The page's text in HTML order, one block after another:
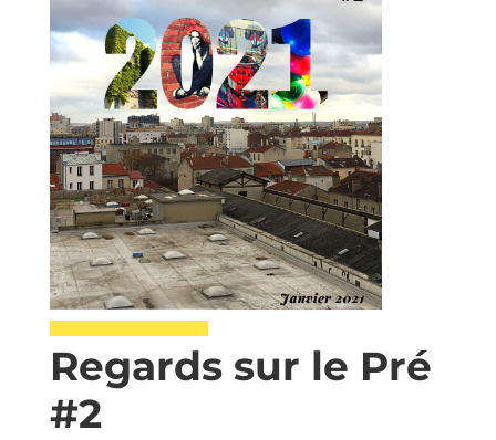
Regards sur le Pré
#2